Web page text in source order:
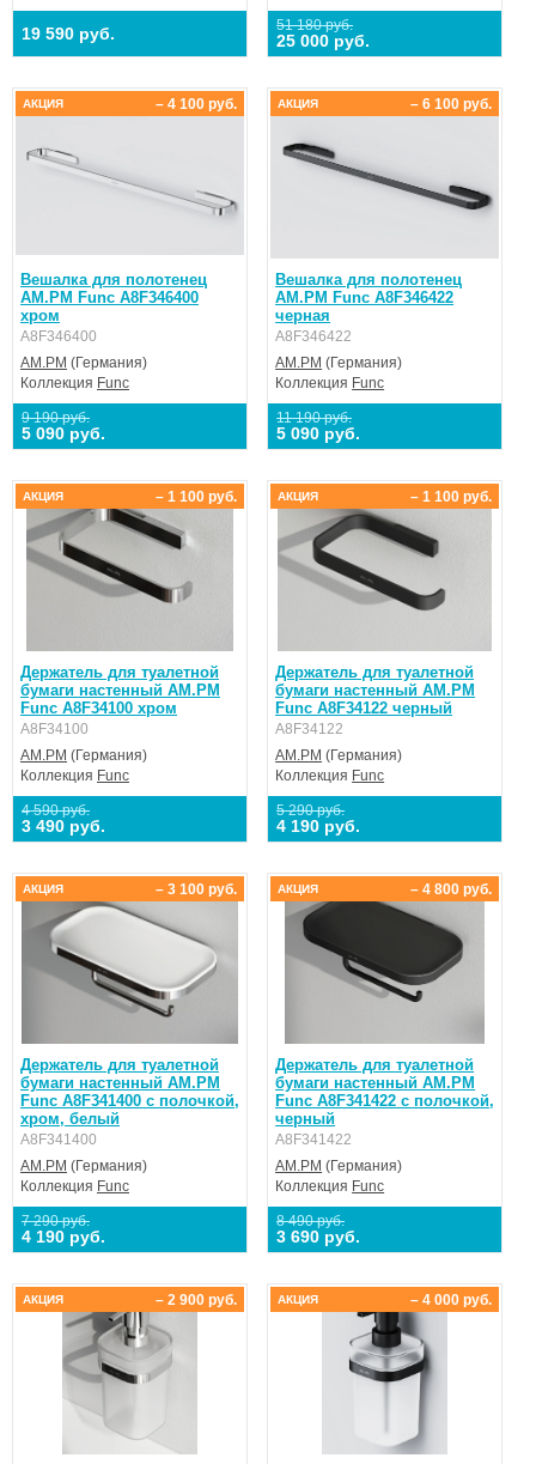
19 590 руб. 51 180 руб.
25 000 руб.
Вешалка для полотенец
AM.PM Func A8F346400
хром
A8F346400
AM.PM (Германия)
Коллекция Func
9 190 руб.
5 090 руб.
– 4 100 руб.
АКЦИЯ
Вешалка для полотенец
AM.PM Func A8F346422
черная
A8F346422
AM.PM (Германия)
Коллекция Func
11 190 руб.
5 090 руб.
– 6 100 руб.
АКЦИЯ
Держатель для туалетной
бумаги настенный AM.PM
Func A8F34100 хром
A8F34100
AM.PM (Германия)
Коллекция Func
4 590 руб.
3 490 руб.
– 1 100 руб.
АКЦИЯ
Держатель для туалетной
бумаги настенный AM.PM
Func A8F34122 черный
A8F34122
AM.PM (Германия)
Коллекция Func
5 290 руб.
4 190 руб.
– 1 100 руб.
АКЦИЯ
Держатель для туалетной
бумаги настенный AM.PM
Func A8F341400 с полочкой,
хром, белый
A8F341400
AM.PM (Германия)
Коллекция Func
7 290 руб.
4 190 руб.
– 3 100 руб.
АКЦИЯ
Держатель для туалетной
бумаги настенный AM.PM
Func A8F341422 с полочкой,
черный
A8F341422
AM.PM (Германия)
Коллекция Func
8 490 руб.
3 690 руб.
– 4 800 руб.
АКЦИЯ
– 2 900 руб.
АКЦИЯ – 4 000 руб.
АКЦИЯ